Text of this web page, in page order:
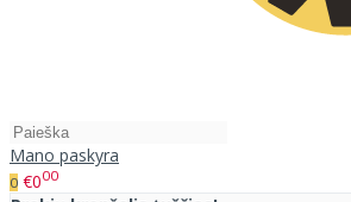
Mano paskyra
0 €000